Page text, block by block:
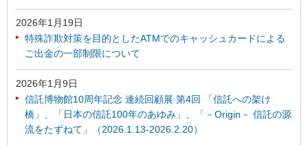
2026年1月19日
特殊詐欺対策を目的としたATMでのキャッシュカードによる
ご出金の一部制限について
2026年1月9日
信託博物館10周年記念 連続回顧展 第4回 「信託への架け
橋」、「日本の信託100年のあゆみ」、「－Origin－ 信託の源
流をたずねて」（2026.1.13-2026.2.20）